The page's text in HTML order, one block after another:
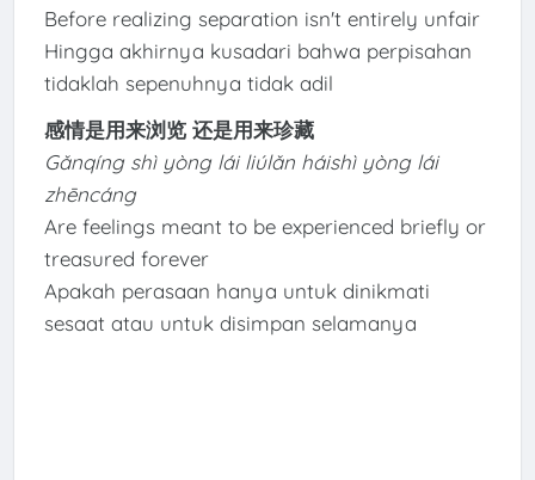
Before realizing separation isn't entirely unfair
Hingga akhirnya kusadari bahwa perpisahan
tidaklah sepenuhnya tidak adil
感情是用来浏览 还是用来珍藏
Gǎnqíng shì yòng lái liúlǎn háishì yòng lái
zhēncáng
Are feelings meant to be experienced briefly or
treasured forever
Apakah perasaan hanya untuk dinikmati
sesaat atau untuk disimpan selamanya